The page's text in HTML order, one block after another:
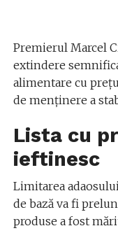
Premierul Marcel
extindere
alimentare cu
de menținere a
Lista cu
ieftinesc
Limitarea
de bază va fi
produse a fost